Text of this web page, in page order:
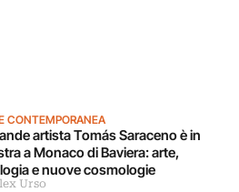
CONTEMPORANEA
artista Tomás Saraceno è in
a Monaco di Baviera: arte,
e nuove cosmologie
Urso